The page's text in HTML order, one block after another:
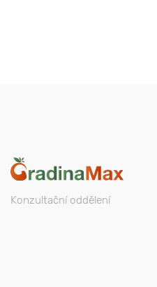
Konzultační oddělení